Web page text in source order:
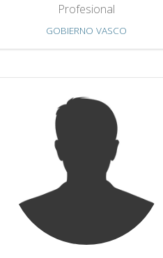
Profesional
GOBIERNO VASCO